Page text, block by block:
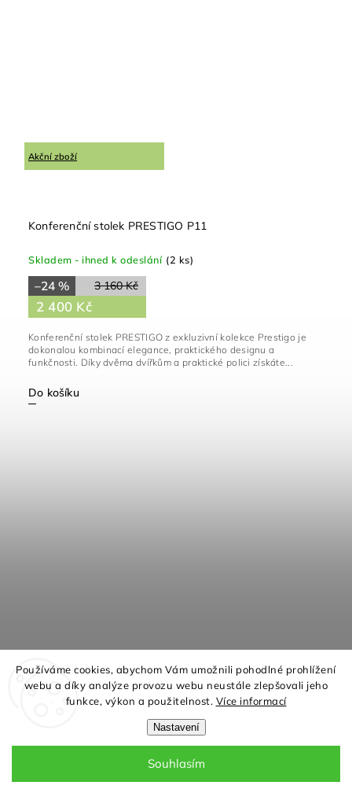
Používáme cookies, abychom Vám umožnili pohodlné prohlížení
webu a díky analýze provozu webu neustále zlepšovali jeho
funkce, výkon a použitelnost. Více informací
Nastavení
Souhlasím
Akční zboží
Konferenční stolek PRESTIGO P11
Skladem - ihned k odeslání (2 ks)
3 160 Kč
–24 %
2 400 Kč
Do košíku
Konferenční stolek PRESTIGO z exkluzivní kolekce Prestigo je
dokonalou kombinací elegance, praktického designu a
funkčnosti. Díky dvěma dvířkům a praktické polici získáte...
Akční zboží
Za 2 - 4 týdny